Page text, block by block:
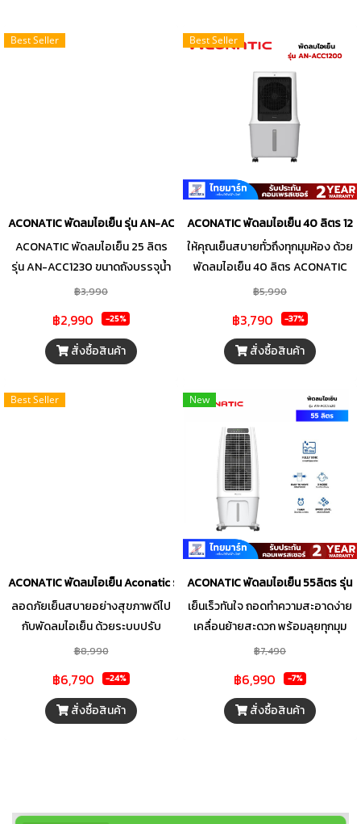
Best Seller
ACONATIC พัดลมไอเย็น รุ่น AN-ACC1230 ขนาดความจุ 25 ลิตร
ACONATIC พัดลมไอเย็น 25 ลิตร
รุ่น AN-ACC1230 ขนาดถังบรรจุน้ำ
25 ลิตร ปรับแรงลมได้ 3 ระดับ หน้า
ตั่งเวลาได้ 1 - 9 ชั่วโมง
฿3,990
฿2,990 -25%
สั่งซื้อสินค้า
Best Seller
ACONATIC พัดลมไอเย็น 40 ลิตร
ให้คุณเย็นสบายทั่วถึงทุกมุมห้อง ด้วย
พัดลมไอเย็น 40 ลิตร ACONATIC
รุ่น AN-ACC1200 มาพร้อมพลังลม
15 เมตร ควบคุมง่ายด้วยหน้าจอ LED
และปุ่มกด หรือจะสั่งงานผ่านรีโมต
คอนโทรลก็สะดวกสบาย สามารถตั้ง
ชั่วโมง เลือกโหมดการทำงานที่เหมาะ
กับความต้องการของคุณได้ถึง 3
โหมด (Normal, Natural, Sleep)
พร้อมปรับระดับแรงลมได้ 3 ระดับ
(High, Medium, Low)
฿5,990
฿3,790 -37%
สั่งซื้อสินค้า
Best Seller
ACONATIC พัดลมไอเย็น Aconatic รุ่น AN-ACC4522 45 ลิตร สีเทา
ลอดภัยเย็นสบายอย่างสุขภาพดีไป
กับพัดลมไอเย็น ด้วยระบบปรับ
ทิศทาง(ซ้าย-ขวา) อัตโนมัติสามารถ
ระดับได้หลายระดับสั่งจากรีโมทที่มา
พร้อมกับตัวเครื่อง พร้อมล้อเคลื่อย
ย้ายสะดวกไปได้ในทุกพื้นที่ มีความจุ
฿8,990
฿6,790 -24%
สั่งซื้อสินค้า
New
ACONATIC พัดลมไอเย็น 55ลิตร รุ่น
เย็นเร็วทันใจ ถอดทำความสะอาดง่าย
เคลื่อนย้ายสะดวก พร้อมลุยทุกมุม
บ้าน
฿7,490
฿6,990 -7%
สั่งซื้อสินค้า